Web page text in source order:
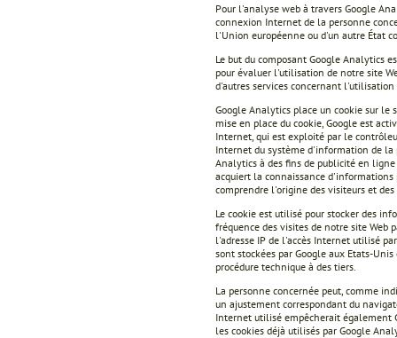
Pour l'analyse web à travers Google
connexion Internet de la personne
l'Union européenne ou d'un autre État
Le but du composant Google Analytics
pour évaluer l'utilisation de notre site
d'autres services concernant
Google Analytics place un cookie sur le
mise en place du cookie, Google est
Internet, qui est exploité par le
Internet du système d'information de la
Analytics à des fins de publicité en
acquiert la connaissance d'informations
comprendre l'origine des visiteurs et
Le cookie est utilisé pour stocker des
fréquence des visites de notre site Web
l'adresse IP de l'accès Internet utilisé
sont stockées par Google aux Etats-
procédure technique à des tiers.
La personne concernée peut, comme
un ajustement correspondant du
Internet utilisé empêcherait également
les cookies déjà utilisés par Google